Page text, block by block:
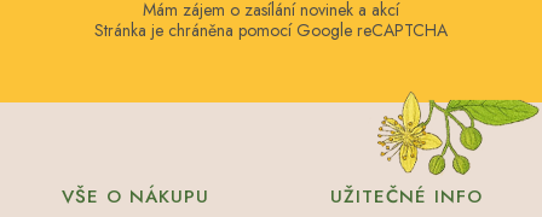
Mám zájem o zasílání novinek a akcí
Stránka je chráněna pomocí Google reCAPTCHA
VŠE O NÁKUPU UŽITEČNÉ INFO